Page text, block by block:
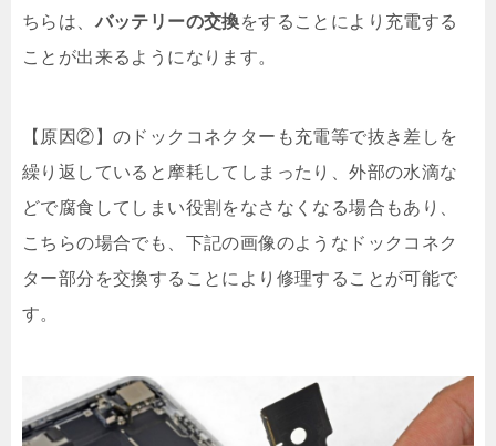
ちらは、 バッテリーの交換をすることにより充電する
ことが出来るようになります。
【原因②】のドックコネクターも充電等で抜き差しを
繰り返していると摩耗してしまったり、外部の水滴な
どで腐食してしまい役割をなさなくなる場合もあり、
こちらの場合でも、下記の画像のようなドックコネク
ター部分を交換することにより修理することが可能で
す。